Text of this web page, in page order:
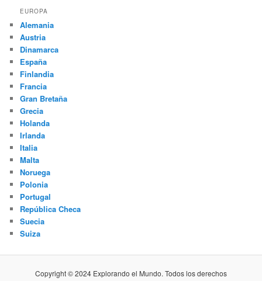
EUROPA
Alemania
Austria
Dinamarca
España
Finlandia
Francia
Gran Bretaña
Grecia
Holanda
Irlanda
Italia
Malta
Noruega
Polonia
Portugal
República Checa
Suecia
Suiza
Copyright © 2024 Explorando el Mundo. Todos los derechos